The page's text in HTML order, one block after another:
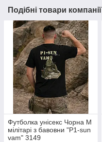
Подібні товари компанії
Футболка унісекс Чорна М
мілітарі з бавовни "P1-sun
vam" 3149